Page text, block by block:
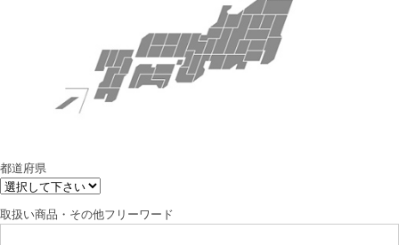
都道府県
取扱い商品・その他フリーワード